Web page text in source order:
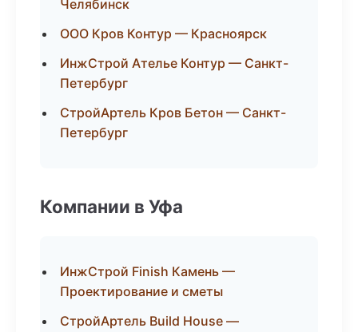
Челябинск
ООО Кров Контур — Красноярск
ИнжСтрой Ателье Контур — Санкт-
Петербург
СтройАртель Кров Бетон — Санкт-
Петербург
Компании в Уфа
ИнжСтрой Finish Камень —
Проектирование и сметы
СтройАртель Build House —